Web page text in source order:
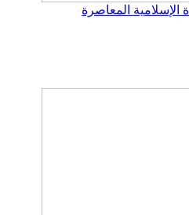
الإسلامية المعاصرة